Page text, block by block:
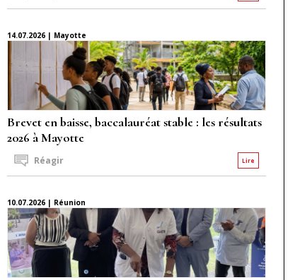
14.07.2026 | Mayotte
Brevet en baisse, baccalauréat stable : les résultats
2026 à Mayotte
Lire
Réagir
10.07.2026 | Réunion